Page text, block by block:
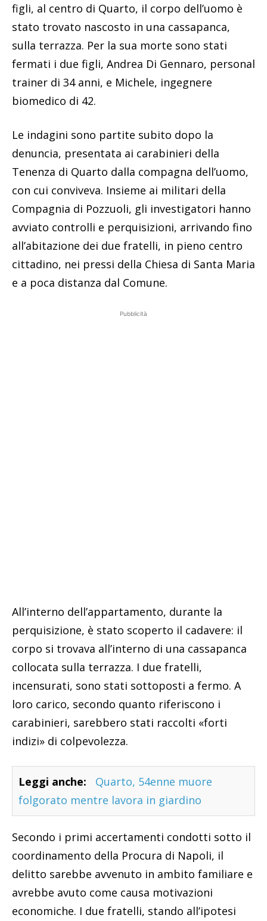
figli, al centro di Quarto, il corpo dell’uomo è
stato trovato nascosto in una cassapanca,
sulla terrazza. Per la sua morte sono stati
fermati i due figli, Andrea Di Gennaro, personal
trainer di 34 anni, e Michele, ingegnere
biomedico di 42.
Le indagini sono partite subito dopo la
denuncia, presentata ai carabinieri della
Tenenza di Quarto dalla compagna dell’uomo,
con cui conviveva. Insieme ai militari della
Compagnia di Pozzuoli, gli investigatori hanno
avviato controlli e perquisizioni, arrivando fino
all’abitazione dei due fratelli, in pieno centro
cittadino, nei pressi della Chiesa di Santa Maria
e a poca distanza dal Comune.
Pubblicità
All’interno dell’appartamento, durante la
perquisizione, è stato scoperto il cadavere: il
corpo si trovava all’interno di una cassapanca
collocata sulla terrazza. I due fratelli,
incensurati, sono stati sottoposti a fermo. A
loro carico, secondo quanto riferiscono i
carabinieri, sarebbero stati raccolti «forti
indizi» di colpevolezza.
Leggi anche:
Quarto, 54enne muore
folgorato mentre lavora in giardino
Secondo i primi accertamenti condotti sotto il
coordinamento della Procura di Napoli, il
delitto sarebbe avvenuto in ambito familiare e
avrebbe avuto come causa motivazioni
economiche. I due fratelli, stando all’ipotesi